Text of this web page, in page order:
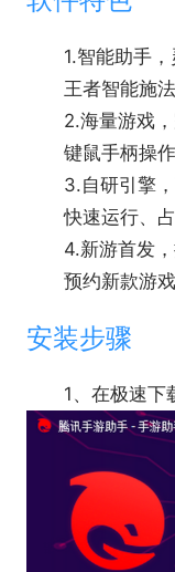
1.智能助手，
王者智能施法
2.海量游戏，
键鼠手柄操作
3.自研引擎，
快速运行、占
4.新游首发，
预约新款游戏
安装步骤
1、在极速下载